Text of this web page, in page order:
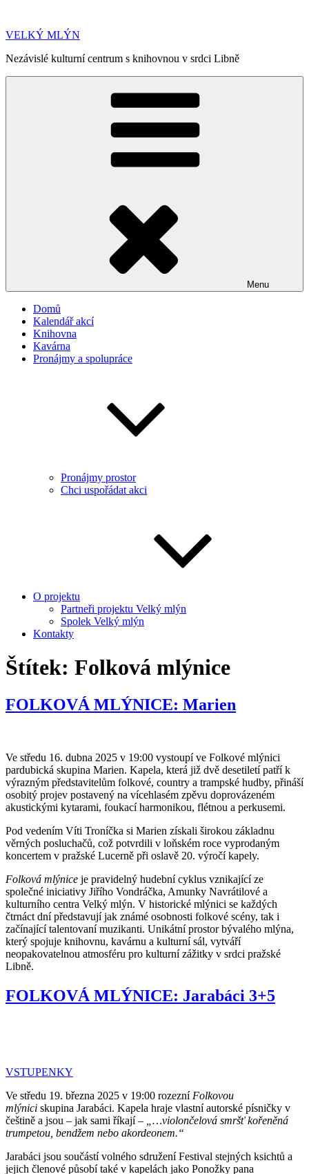
obsahu
VELKÝ MLÝN
Nezávislé kulturní centrum s knihovnou v srdci Libně
Menu
Domů
Kalendář akcí
Knihovna
Kavárna
Pronájmy a spolupráce
Pronájmy prostor
Chci uspořádat akci
O projektu
Partneři projektu Velký mlýn
Spolek Velký mlýn
Kontakty
Štítek: Folková mlýnice
FOLKOVÁ MLÝNICE: Marien
Ve středu 16. dubna 2025 v 19:00 vystoupí ve Folkové mlýnici
pardubická skupina Marien. Kapela, která již dvě desetiletí patří k
výrazným představitelům folkové, country a trampské hudby, přináší
osobitý projev postavený na vícehlasém zpěvu doprovázeném
akustickými kytarami, foukací harmonikou, flétnou a perkusemi.
Pod vedením Víti Troníčka si Marien získali širokou základnu
věrných posluchačů, což potvrdili v loňském roce vyprodaným
koncertem v pražské Lucerně při oslavě 20. výročí kapely.
Folková mlýnice je pravidelný hudební cyklus vznikající ze
společné iniciativy Jiřího Vondráčka, Amunky Navrátilové a
kulturního centra Velký mlýn. V historické mlýnici se každých
čtrnáct dní představují jak známé osobnosti folkové scény, tak i
začínající talentovaní muzikanti. Unikátní prostor bývalého mlýna,
který spojuje knihovnu, kavárnu a kulturní sál, vytváří
neopakovatelnou atmosféru pro kulturní zážitky v srdci pražské
Libně.
FOLKOVÁ MLÝNICE: Jarabáci 3+5
VSTUPENKY
Ve středu 19. března 2025 v 19:00 rozezní Folkovou
mlýnici skupina Jarabáci. Kapela hraje vlastní autorské písničky v
češtině a jsou – jak sami říkají –
„…violončelová smršť kořeněná
trumpetou, bendžem nebo akordeonem.“
Jarabáci jsou součástí volného sdružení Festival stejných ksichtů a
jejich členové působí také v kapelách jako Ponožky pana